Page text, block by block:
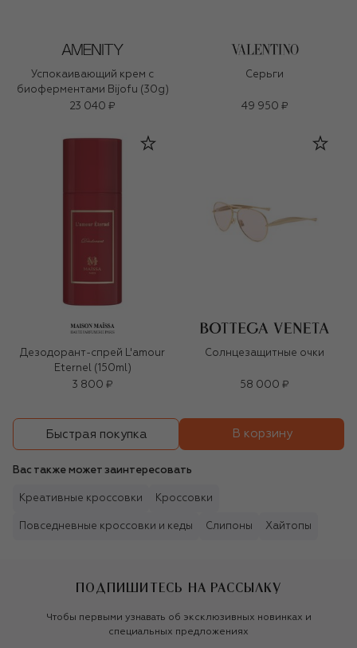
Успокаивающий крем с
биоферментами Bijofu (30g)
23 040 ₽
Серьги
49 950 ₽
Дезодорант-спрей L'amour
Eternel (150ml)
3 800 ₽
Солнцезащитные очки
58 000 ₽
Быстрая покупка В корзину
Вас также может заинтересовать
Креативные кроссовки Кроссовки
Повседневные кроссовки и кеды Слипоны Хайтопы
ПОДПИШИТЕСЬ НА РАССЫЛКУ
Чтобы первыми узнавать об эксклюзивных новинках и
специальных предложениях